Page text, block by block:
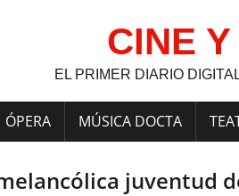
CINE
EL PRIMER DIARIO
ÓPERA MÚSICA DOCTA
juventud